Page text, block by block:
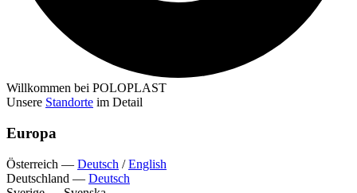
Willkommen bei POLOPLAST
Unsere Standorte im Detail
Europa
Österreich — Deutsch /English
Deutschland — Deutsch